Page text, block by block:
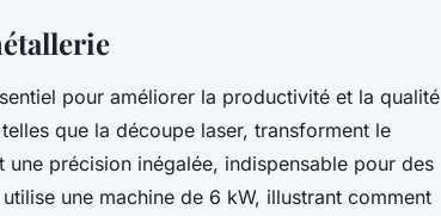
pour améliorer la productivité et la qualité
que la découpe laser, transforment le
une précision inégalée, indispensable pour des
une machine de 6 kW, illustrant comment